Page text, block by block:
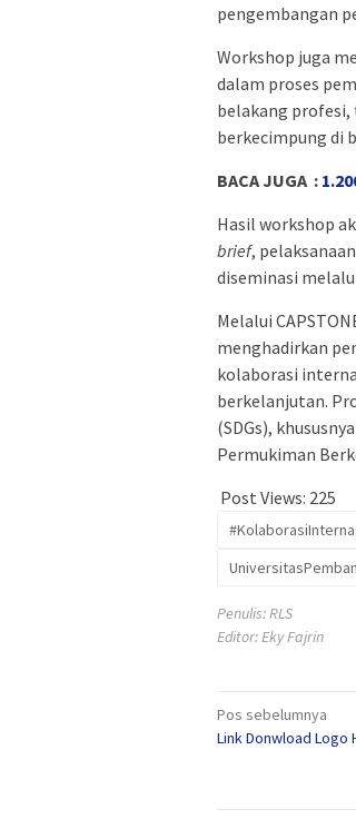
pengembangan
Workshop juga
dalam proses
belakang profesi,
berkecimpung di
BACA JUGA :
Hasil workshop
brief,
diseminasi
Melalui
menghadirkan
kolaborasi
berkelanjutan.
(SDGs),
Permukiman
Post Views: 225
Penulis: RLS
Editor: Eky Fajrin
Navigasi
pos
Pos sebelumnya
Link Donwload Logo